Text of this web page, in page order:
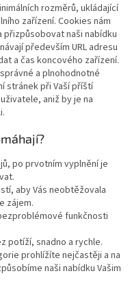
rozměrů, ukládající
zařízení. Cookies nám
naši nabídku
především URL adresu
a čas koncového zařízení.
a plnohodnotné
stránek při Vaší příští
aniž by je na
po prvotním vyplnění je
aby Vás neobtěžovala
zájem.
funkčnosti
potíží, snadno a rychle.
prohlížíte nejčastěji a na
naši nabídku Vašim